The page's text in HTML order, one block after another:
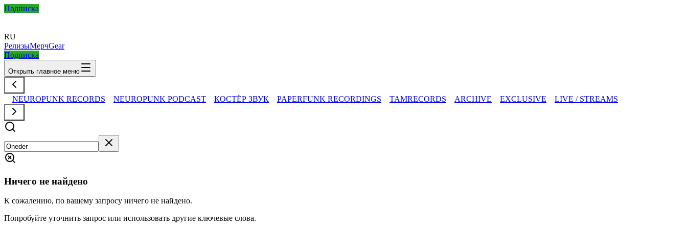
Подписка
RU
РелизыМерчGear
Подписка
Открыть главное меню
NEUROPUNK RECORDS NEUROPUNK PODCAST КОСТЁР ЗВУК PAPERFUNK RECORDINGS TAMRECORDS ARCHIVE EXCLUSIVE LIVE / STREAMS
Ничего не найдено
К сожалению, по вашему запросу ничего не найдено.
Попробуйте уточнить запрос или использовать другие ключевые слова.